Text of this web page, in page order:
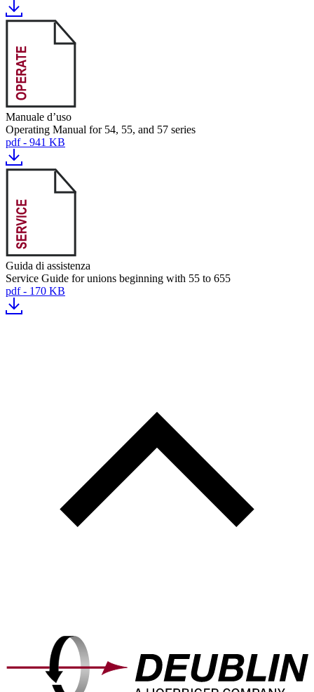
Manuale d’uso
Operating Manual for 54, 55, and 57 series
pdf - 941 KB
Guida di assistenza
Service Guide for unions beginning with 55 to 655
pdf - 170 KB